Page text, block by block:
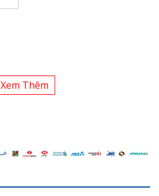
Xem Thêm